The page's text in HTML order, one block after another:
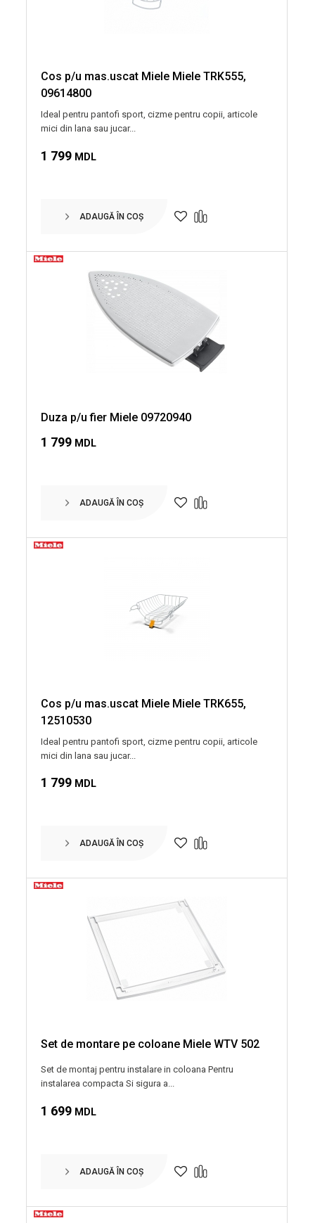
Cos p/u mas.uscat Miele Miele TRK555,
09614800
Ideal pentru pantofi sport, cizme pentru copii, articole
mici din lana sau jucar...
1 799 MDL
ADAUGĂ ÎN COȘ
Duza p/u fier Miele 09720940
1 799 MDL
ADAUGĂ ÎN COȘ
Cos p/u mas.uscat Miele Miele TRK655,
12510530
Ideal pentru pantofi sport, cizme pentru copii, articole
mici din lana sau jucar...
1 799 MDL
ADAUGĂ ÎN COȘ
Set de montare pe coloane Miele WTV 502
Set de montaj pentru instalare in coloana Pentru
instalarea compacta Si sigura a...
1 699 MDL
ADAUGĂ ÎN COȘ